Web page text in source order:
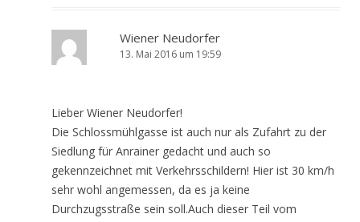
Wiener Neudorfer
13. Mai 2016 um 19:59
Lieber Wiener Neudorfer!
Die Schlossmühlgasse ist auch nur als Zufahrt zu der
Siedlung für Anrainer gedacht und auch so
gekennzeichnet mit Verkehrsschildern! Hier ist 30 km/h
sehr wohl angemessen, da es ja keine
Durchzugsstraße sein soll.Auch dieser Teil vom